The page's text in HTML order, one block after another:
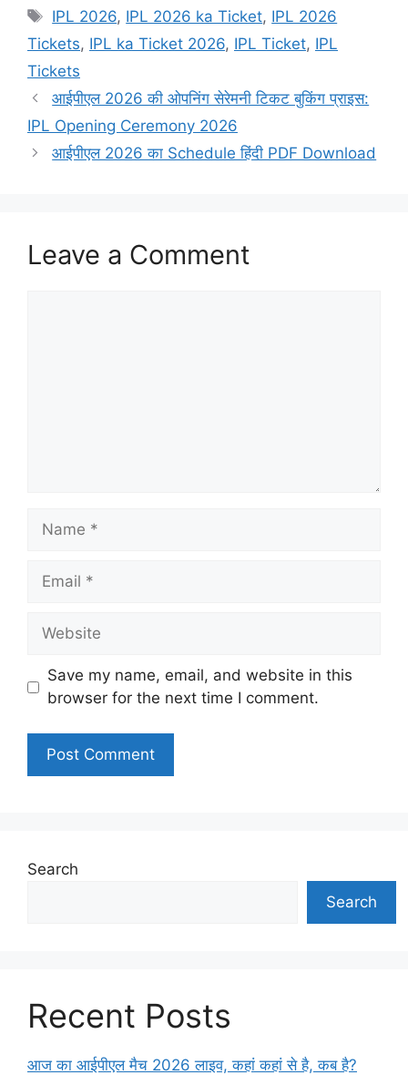
Tags
IPL 2026, IPL 2026 ka Ticket, IPL 2026
Tickets, IPL ka Ticket 2026, IPL Ticket, IPL
Tickets
आईपीएल 2026 की ओपनिंग सेरेमनी टिकट बुकिंग प्राइस:
IPL Opening Ceremony 2026
आईपीएल 2026 का Schedule हिंदी PDF Download
Leave a Comment
Name
Email
Website
Save my name, email, and website in this
browser for the next time I comment.
Search
Search
Recent Posts
आज का आईपीएल मैच 2026 लाइव, कहां कहां से है, कब है?